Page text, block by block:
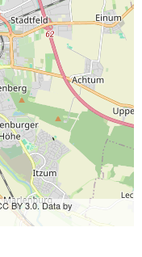
BY 3.0. Data by